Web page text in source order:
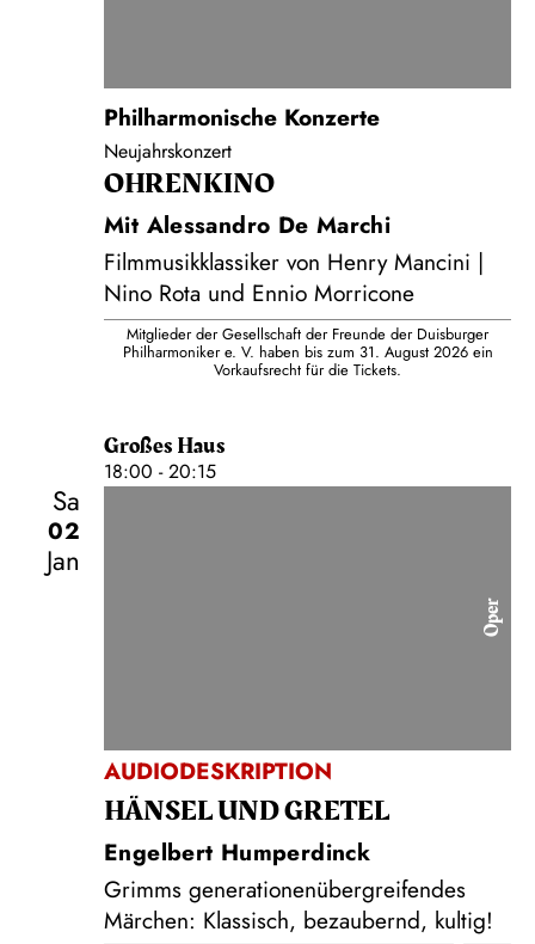
Philharmonische Konzerte
Neujahrskonzert
OHRENKINO
Mit Alessandro De Marchi
Filmmusikklassiker von Henry Mancini |
Nino Rota und Ennio Morricone
Mitglieder der Gesellschaft der Freunde der Duisburger
Philharmoniker e. V. haben bis zum 31. August 2026 ein
Vorkaufsrecht für die Tickets.
Großes Haus
18:00 - 20:15
Sa
02
Jan
Oper
AUDIODESKRIPTION
HÄNSEL UND GRETEL
Engelbert Humperdinck
Grimms generationenübergreifendes
Märchen: Klassisch, bezaubernd, kultig!